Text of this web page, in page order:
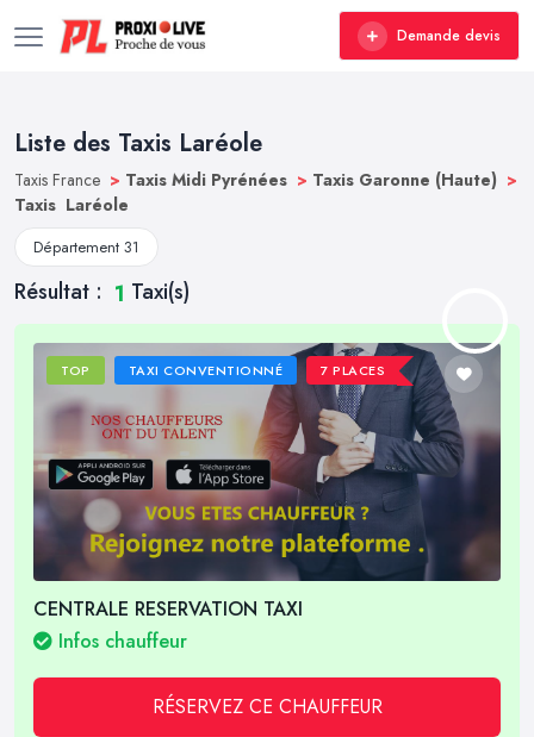
Demande devis
Liste des Taxis Laréole
Taxis France > Taxis Midi Pyrénées > Taxis Garonne (Haute) >
Taxis Laréole
Département 31
Résultat : 1 Taxi(s)
TOP TAXI CONVENTIONNÉ 7 PLACES
CENTRALE RESERVATION TAXI
Infos chauffeur
RÉSERVEZ CE CHAUFFEUR